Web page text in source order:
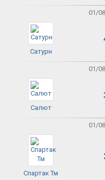
01/
Сатурн
01/
Салют
01/
Спартак Тм